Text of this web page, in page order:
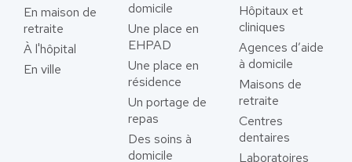
En maison de
retraite
À l'hôpital
En ville
domicile
Une place en
EHPAD
Une place en
résidence
Un portage de
repas
Des soins à
domicile
Hôpitaux et
cliniques
Agences d’aide
à domicile
Maisons de
retraite
Centres
dentaires
Laboratoires